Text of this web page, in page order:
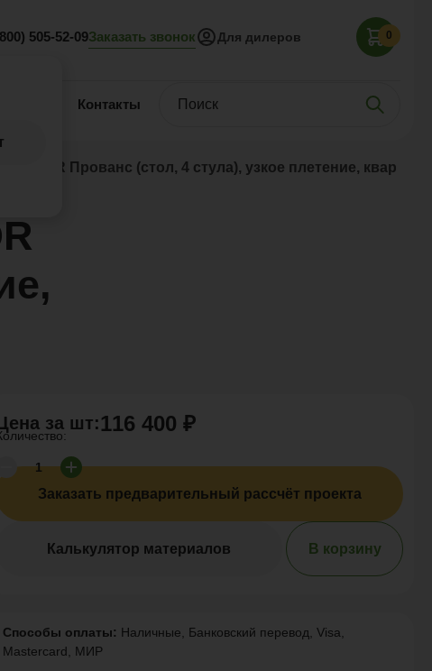
505-52-09Заказать звонок Для дилеров 0
Контакты
Прованс (стол, 4 стула), узкое плетение, кварц
за шт:116 400 ₽
Заказать предварительный рассчёт проекта
Калькулятор материалов В корзину
Способы оплаты: Наличные, Банковский перевод, Visa,
Mastercard, МИР